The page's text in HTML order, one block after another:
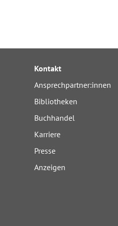
Kontakt
Ansprechpartner:innen
Bibliotheken
Buchhandel
Karriere
Presse
Anzeigen